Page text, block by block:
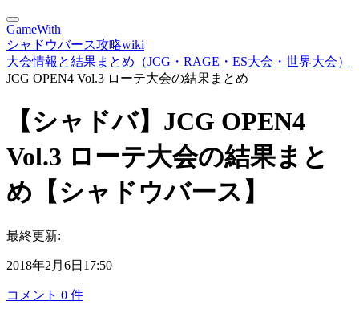
GameWith
シャドウバース攻略wiki
大会情報と結果まとめ（JCG・RAGE・ES大会・世界大会）
JCG OPEN4 Vol.3 ローテ大会の結果まとめ
【シャドバ】JCG OPEN4
Vol.3 ローテ大会の結果まと
め【シャドウバース】
最終更新:
2018年2月6日17:50
コメント 0 件